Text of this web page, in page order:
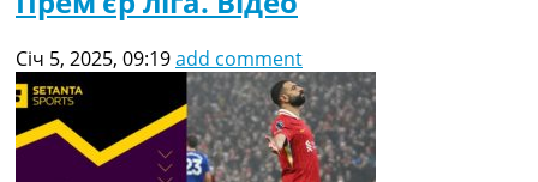
Січ 5, 2025, 09:19add comment